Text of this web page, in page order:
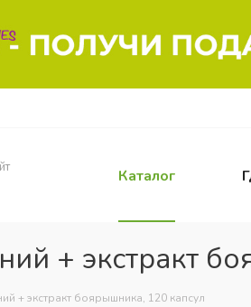
Каталог
+ экстракт
+ экстракт боярышника, 120 капсул